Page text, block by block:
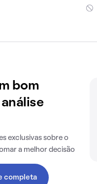
bom
exclusivas sobre o
a melhor decisão
completa